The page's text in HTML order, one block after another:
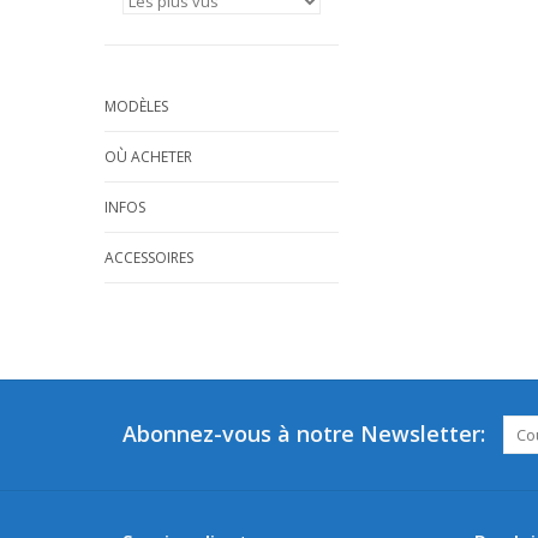
MODÈLES
OÙ ACHETER
INFOS
ACCESSOIRES
Abonnez-vous à notre Newsletter: